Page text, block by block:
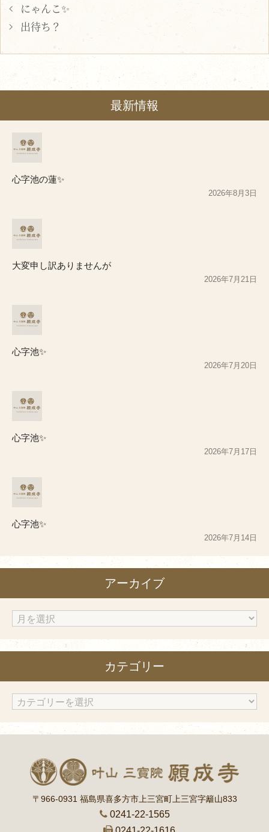
にゃんこ✨
出待ち？
最新情報
心字池の蓮✨
2026年8月3日
大変申し訳ありませんが
2026年7月21日
心字池✨
2026年7月20日
心字池✨
2026年7月17日
心字池✨
2026年7月14日
アーカイブ
ア
カ
ブ
カテゴリー
カ
ゴ
〒966-0931 福島県喜多方市上三宮町上三宮字籬山833
0241-22-1565